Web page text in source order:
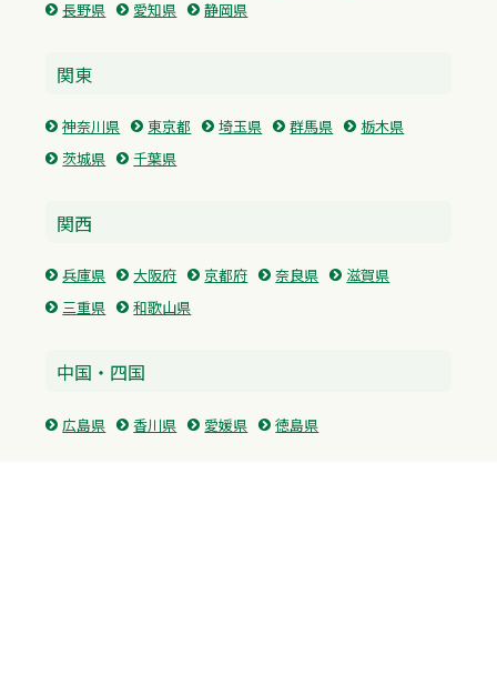
長野県
愛知県 静岡県
関東
神奈川県 東京都 埼玉県 群馬県
栃木県
茨城県
千葉県
関西
兵庫県 大阪府 京都府 奈良県
滋賀県
三重県
和歌山県
中国・四国
広島県 香川県 愛媛県 徳島県